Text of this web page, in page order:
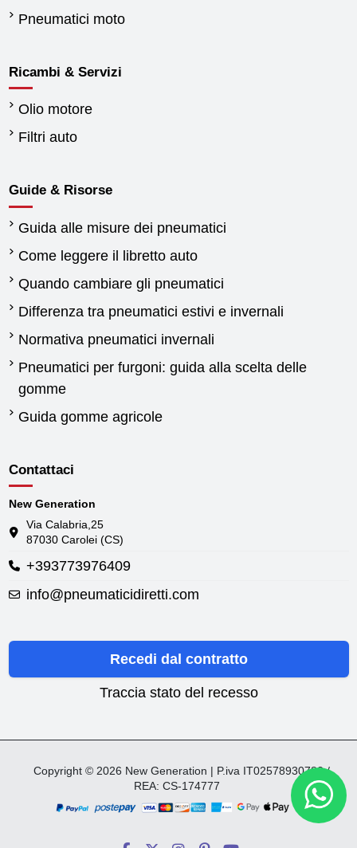
Pneumatici moto
Ricambi & Servizi
Olio motore
Filtri auto
Guide & Risorse
Guida alle misure dei pneumatici
Come leggere il libretto auto
Quando cambiare gli pneumatici
Differenza tra pneumatici estivi e invernali
Normativa pneumatici invernali
Pneumatici per furgoni: guida alla scelta delle
gomme
Guida gomme agricole
Contattaci
New Generation
Via Calabria,25
87030 Carolei (CS)
+393773976409
info@pneumaticidiretti.com
Recedi dal contratto
Traccia stato del recesso
Copyright © 2026 New Generation | P.iva IT02578930782 /
REA: CS-174777